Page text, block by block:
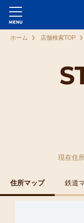
ホーム 店舗検索TOP
現在住
住所マップ 鉄道